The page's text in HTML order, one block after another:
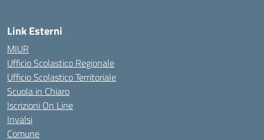
Link Esterni
MIUR
Ufficio Scolastico Regionale
Ufficio Scolastico Territoriale
Scuola in Chiaro
Iscrizioni On Line
Invalsi
Comune